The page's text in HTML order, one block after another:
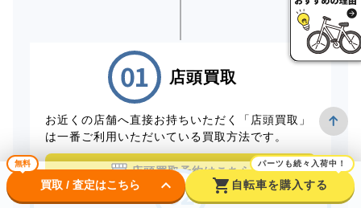
店頭買取
お近くの店舗へ直接お持ちいただく「店頭買取」
は一番ご利用いただいている買取方法です。
店頭買取予約はこちら
無料
買取 / 査定はこちら keyboard_arrow_down shopping_cart
パーツも続々入荷中！
自転車を購入する